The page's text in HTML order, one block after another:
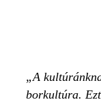
A
borkultúra.